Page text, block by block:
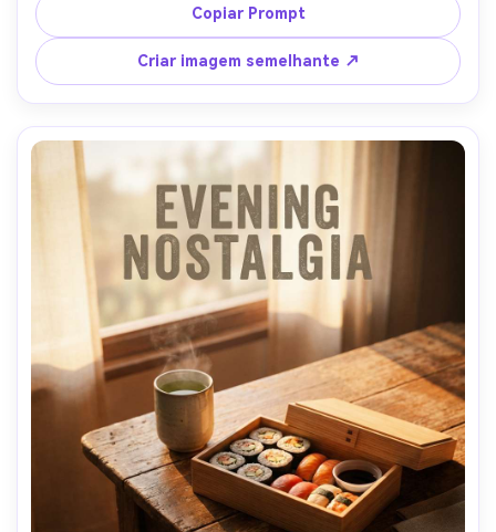
modernas, iluminação softbox brilhante, Nikon Z8 50mm
f/1.4, composição simétrica, humor contemporâneo
elegante, texturas realistas, sombras naturais, alta
resolução, foco nítido-AR 4:5
Copiar Prompt
Criar imagem semelhante ↗